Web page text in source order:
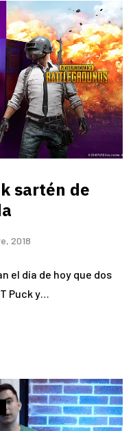
sartén de
2018
el día de hoy que dos
Puck y…